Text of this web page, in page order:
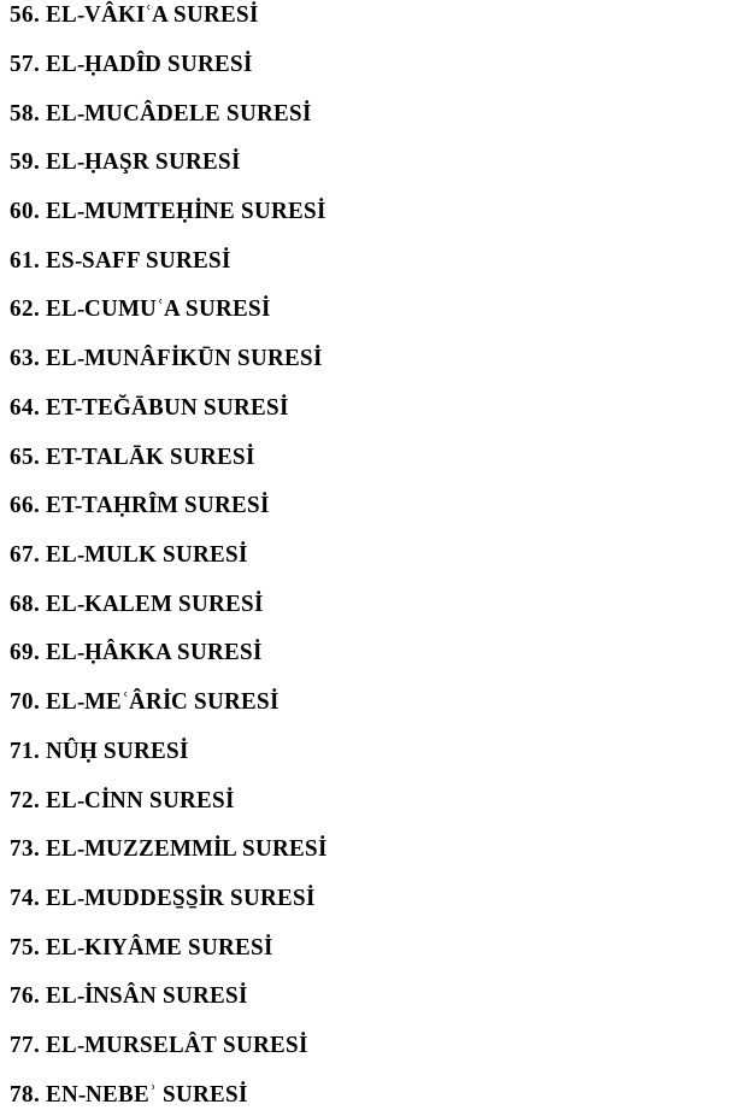
56. EL-VÂKIʿA SURESİ
57. EL-ḤADÎD SURESİ
58. EL-MUCÂDELE SURESİ
59. EL-ḤAŞR SURESİ
60. EL-MUMTEḤİNE SURESİ
61. ES-SAFF SURESİ
62. EL-CUMUʿA SURESİ
63. EL-MUNÂFİKŪN SURESİ
64. ET-TEĞĀBUN SURESİ
65. ET-TALĀK SURESİ
66. ET-TAḤRÎM SURESİ
67. EL-MULK SURESİ
68. EL-KALEM SURESİ
69. EL-ḤÂKKA SURESİ
70. EL-MEʿÂRİC SURESİ
71. NÛḤ SURESİ
72. EL-CİNN SURESİ
73. EL-MUZZEMMİL SURESİ
74. EL-MUDDES̱S̱İR SURESİ
75. EL-KIYÂME SURESİ
76. EL-İNSÂN SURESİ
77. EL-MURSELÂT SURESİ
78. EN-NEBEʾ SURESİ